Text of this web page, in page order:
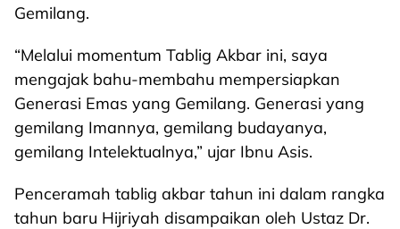
Gemilang.
“Melalui momentum Tablig Akbar ini, saya
mengajak bahu-membahu mempersiapkan
Generasi Emas yang Gemilang. Generasi yang
gemilang Imannya, gemilang budayanya,
gemilang Intelektualnya,” ujar Ibnu Asis.
Penceramah tablig akbar tahun ini dalam rangka
tahun baru Hijriyah disampaikan oleh Ustaz Dr.